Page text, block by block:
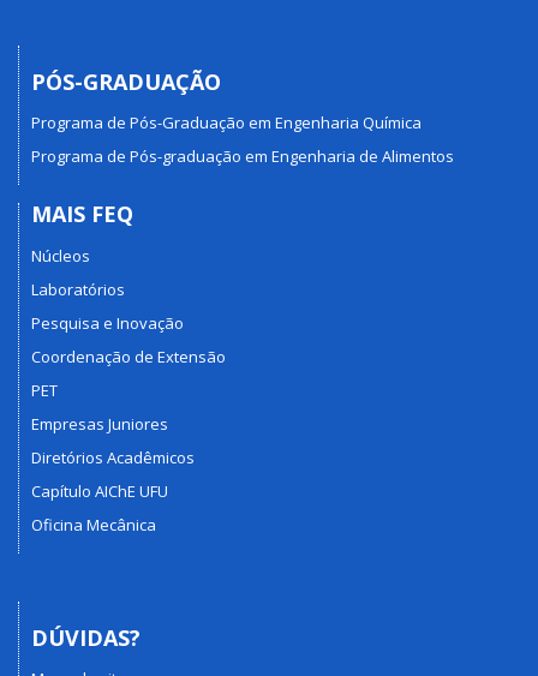
PÓS-GRADUAÇÃO
Programa de Pós-Graduação em Engenharia Química
Programa de Pós-graduação em Engenharia de Alimentos
MAIS FEQ
Núcleos
Laboratórios
Pesquisa e Inovação
Coordenação de Extensão
PET
Empresas Juniores
Diretórios Acadêmicos
Capítulo AIChE UFU
Oficina Mecânica
DÚVIDAS?